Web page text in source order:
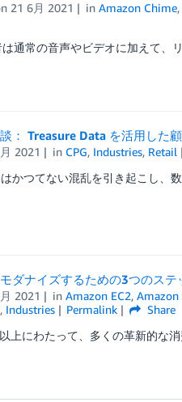
21 6月 2021 inAmazon Chime,
通常の音声やビデオに加えて
： Treasure Data を活用した
2021 in CPG, Industries, Retail
かつてない混乱を引き起こし
ダナイズするための3つのステ
2021 inAmazon EC2,Amazon
, Industries Permalink
Share
上にわたって、多くの革新的な